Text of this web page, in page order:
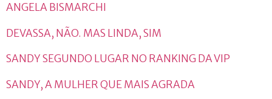
ANGELA BISMARCHI
DEVASSA, NÃO. MAS LINDA, SIM
SANDY SEGUNDO LUGAR NO RANKING DA VIP
SANDY, A MULHER QUE MAIS AGRADA